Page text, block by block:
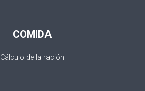
COMIDA
Cálculo de la ración